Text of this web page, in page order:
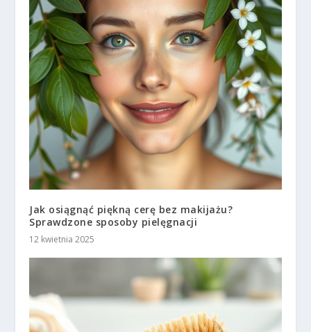
Jak osiągnąć piękną cerę bez makijażu?
Sprawdzone sposoby pielęgnacji
12 kwietnia 2025